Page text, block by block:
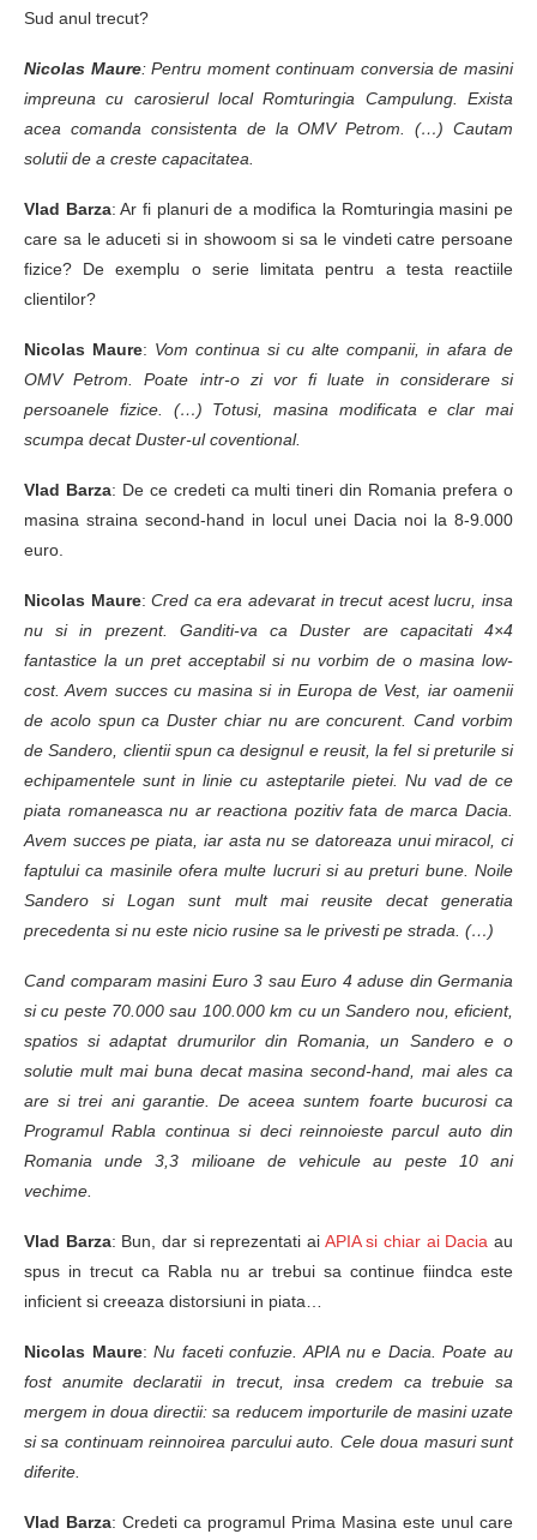
Sud anul trecut?
Nicolas Maure: Pentru moment continuam conversia de masini
impreuna cu carosierul local Romturingia Campulung. Exista
acea comanda consistenta de la OMV Petrom. (…) Cautam
solutii de a creste capacitatea.
Vlad Barza: Ar fi planuri de a modifica la Romturingia masini pe
care sa le aduceti si in showoom si sa le vindeti catre persoane
fizice? De exemplu o serie limitata pentru a testa reactiile
clientilor?
Nicolas Maure: Vom continua si cu alte companii, in afara de
OMV Petrom. Poate intr-o zi vor fi luate in considerare si
persoanele fizice. (…) Totusi, masina modificata e clar mai
scumpa decat Duster-ul coventional.
Vlad Barza: De ce credeti ca multi tineri din Romania prefera o
masina straina second-hand in locul unei Dacia noi la 8-9.000
euro.
Nicolas Maure:Cred ca era adevarat in trecut acest lucru, insa
nu si in prezent. Ganditi-va ca Duster are capacitati 4×4
fantastice la un pret acceptabil si nu vorbim de o masina low-
cost. Avem succes cu masina si in Europa de Vest, iar oamenii
de acolo spun ca Duster chiar nu are concurent. Cand vorbim
de Sandero, clientii spun ca designul e reusit, la fel si preturile si
echipamentele sunt in linie cu asteptarile pietei. Nu vad de ce
piata romaneasca nu ar reactiona pozitiv fata de marca Dacia.
Avem succes pe piata, iar asta nu se datoreaza unui miracol, ci
faptului ca masinile ofera multe lucruri si au preturi bune. Noile
Sandero si Logan sunt mult mai reusite decat generatia
precedenta si nu este nicio rusine sa le privesti pe strada. (…)
Cand comparam masini Euro 3 sau Euro 4 aduse din Germania
si cu peste 70.000 sau 100.000 km cu un Sandero nou, eficient,
spatios si adaptat drumurilor din Romania, un Sandero e o
solutie mult mai buna decat masina second-hand, mai ales ca
are si trei ani garantie. De aceea suntem foarte bucurosi ca
Programul Rabla continua si deci reinnoieste parcul auto din
Romania unde 3,3 milioane de vehicule au peste 10 ani
vechime.
Vlad Barza: Bun, dar si reprezentati ai APIA si chiar ai Dacia au
spus in trecut ca Rabla nu ar trebui sa continue fiindca este
inficient si creeaza distorsiuni in piata…
Nicolas Maure:Nu faceti confuzie. APIA nu e Dacia. Poate au
fost anumite declaratii in trecut, insa credem ca trebuie sa
mergem in doua directii: sa reducem importurile de masini uzate
si sa continuam reinnoirea parcului auto. Cele doua masuri sunt
diferite.
Vlad Barza: Credeti ca programul Prima Masina este unul care